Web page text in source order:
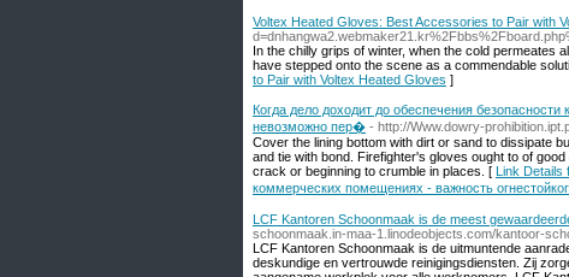
Voltex Heated Gloves: Best Accessories to Pair with
In the chilly grips of winter, when the cold permeates
have stepped onto the scene as a commendable
to Pair with Voltex Heated Gloves ]
Когда дело доходит до обеспечения
невозможно пер� - http://Www.dowry-
Cover the lining bottom with dirt or sand to dissipate
and tie with bond. Firefighter's gloves ought to of
crack or beginning to crumble in places. [ Link Details
коммерческих помещениях - важность
LCF Kantoren Schoonmaak is de meest
schoonmaak.in-maa-1.linodeobjects.com/kantoor-
LCF Kantoren Schoonmaak is de uitmuntende
deskundige en vertrouwde reinigingsdiensten. Zij